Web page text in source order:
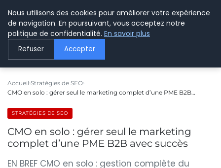
LE WEBMARKETING
Accueil Stratégies de SEO
CMO en solo : gérer seul le marketing complet d’une PME B2B…
STRATÉGIES DE SEO
CMO en solo : gérer seul le marketing
complet d’une PME B2B avec succès
EN BREF CMO en solo : gestion complète du
Nous utilisons des cookies pour améliorer votre expérience
de navigation. En poursuivant, vous acceptez notre
politique de confidentialité. En savoir plus
Refuser Accepter